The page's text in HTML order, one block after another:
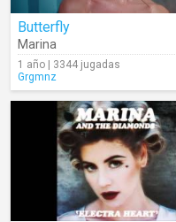
Butterfly
Marina
1 año | 3344 jugadas
Grgmnz